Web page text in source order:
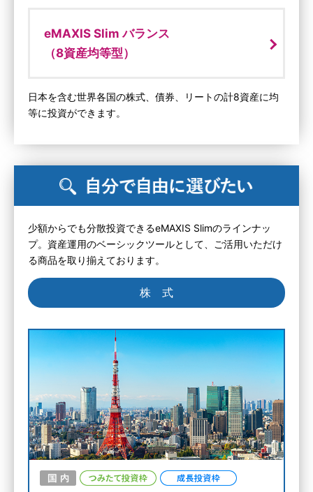
eMAXIS Slim バランス
（8資産均等型）
日本を含む世界各国の株式、債券、リートの計8資産に均
等に投資ができます。
少額からでも分散投資できるeMAXIS Slimのラインナッ
プ。資産運用のベーシックツールとして、ご活用いただけ
る商品を取り揃えております。
株 式